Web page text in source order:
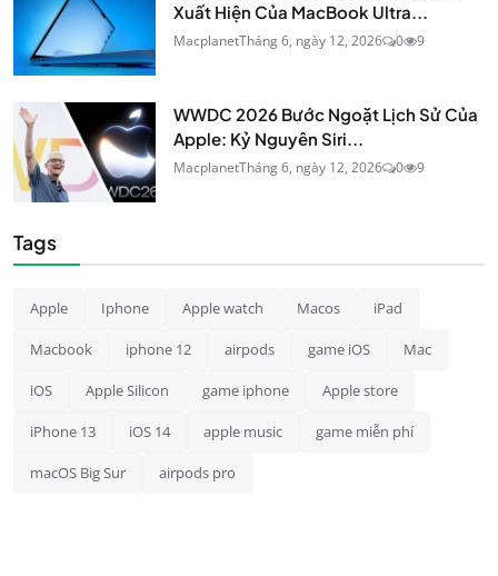
Xuất Hiện Của MacBook Ultra...
MacplanetTháng 6, ngày 12, 2026 0 9
WWDC 2026 Bước Ngoặt Lịch Sử Của
Apple: Kỷ Nguyên Siri...
MacplanetTháng 6, ngày 12, 2026 0 9
Tags
Apple Iphone Apple watch Macos iPad
Macbook iphone 12 airpods game iOS Mac
iOS Apple Silicon game iphone Apple store
iPhone 13 iOS 14 apple music game miễn phí
macOS Big Sur airpods pro